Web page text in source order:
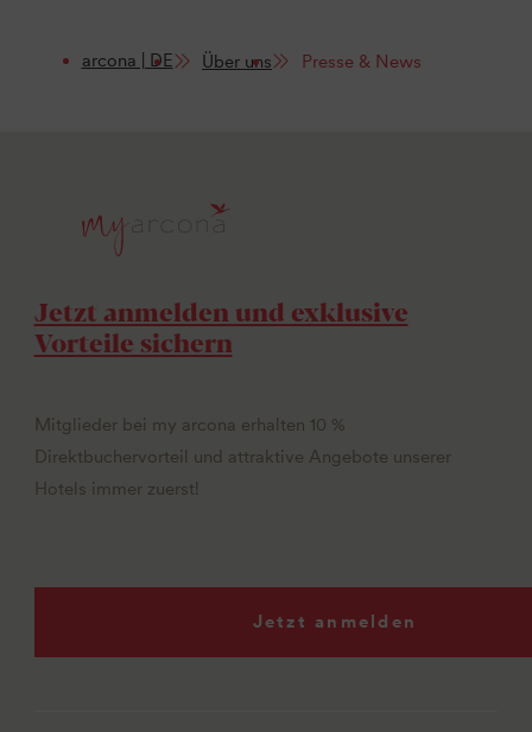
arcona | DE Über uns Presse & News
Jetzt anmelden und exklusive
Vorteile sichern
Mitglieder bei my arcona erhalten 10 %
Direktbuchervorteil und attraktive Angebote unserer
Hotels immer zuerst!
Jetzt anmelden